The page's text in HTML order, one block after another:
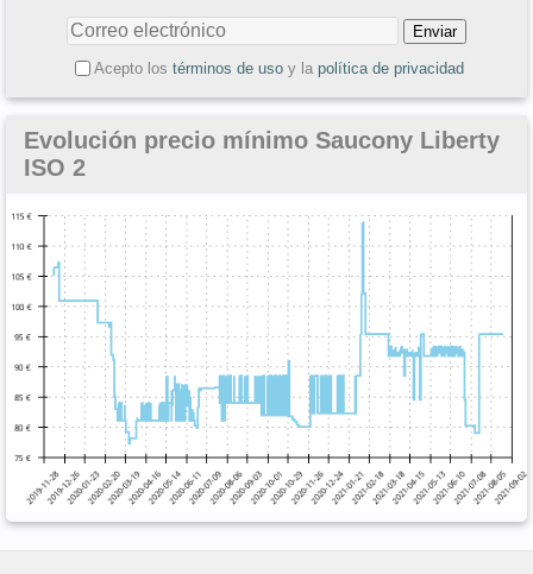
Acepto los términos de usoy la política de privacidad
Evolución precio mínimo Saucony Liberty
ISO 2